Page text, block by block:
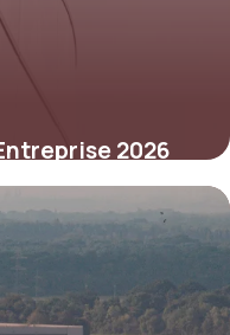
2026